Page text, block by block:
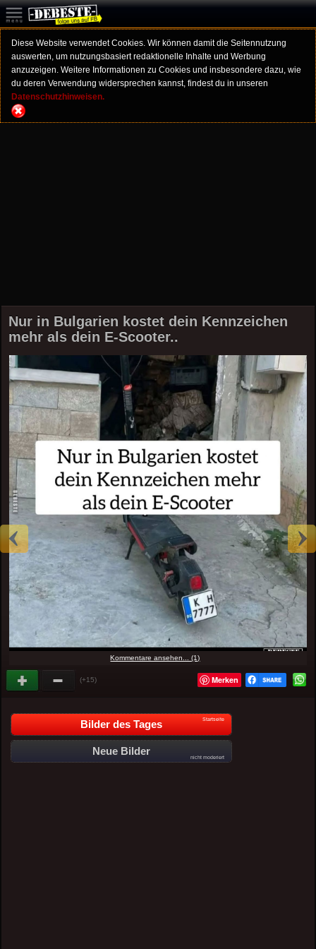
Diese Website verwendet Cookies. Wir können damit die Seitennutzung
auswerten, um nutzungsbasiert redaktionelle Inhalte und Werbung
anzuzeigen. Weitere Informationen zu Cookies und insbesondere dazu, wie
du deren Verwendung widersprechen kannst, findest du in unseren
Datenschutzhinweisen.
Nur in Bulgarien kostet dein Kennzeichen
mehr als dein E-Scooter..
Kommentare ansehen... (1)
(+15) Merken
Bilder des Tages Startseite
Neue Bilder
nicht moderiert